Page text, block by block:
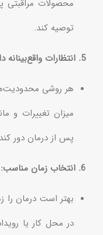
محصولات مراقبتی
توصیه کند.
5. انتظارات واقع‌بینانه داشته باشید:
هر روشی
میزان تغییرات و
پس از درمان دور
6. انتخاب زمان مناسب:
بهتر است درمان را
در محل کار یا